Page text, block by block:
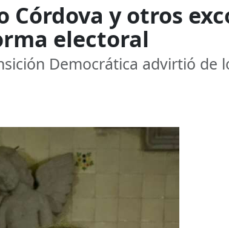
Córdova y otros
electoral
Democrática advirtió de